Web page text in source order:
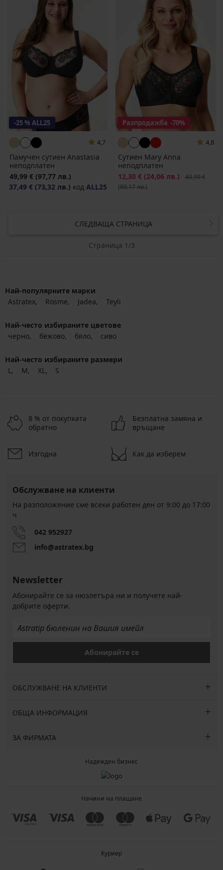
-25 % ALL25
4,7
Памучен сутиен Anastasia
неподплатен
49,99 € (97,77 лв.)
37,49 € (73,32 лв.) код ALL25
Разпродажба -70%
4,8
Сутиен Mary Anna
неподплатен
Намаление
12,30 € (24,06 лв.)
40,99 €
(80,17 лв.)
СЛЕДВАЩА СТРАНИЦА
Страница 1/3
Най-популярните марки
Astratex
Rosme Jadea Teyli
Най-често избираните цветове
черно
бежово бяло сиво
Най-често избираните размери
L
M XL S
8 % от покупката
обратно
Безплатна замяна и
връщане
Изгодна Как да изберем
Обслужване на клиенти
На разположение сме всеки работен ден от 9:00 до 17:00
ч
042 952927
info@astratex.bg
Newsletter
Абонирайте се за нюзлетъра ни и получете най-
добрите оферти.
Абонирайте се
ОБСЛУЖВАНЕ НА КЛИЕНТИ
ОБЩА ИНФОРМАЦИЯ
ЗА ФИРМАТА
Надежден бизнес
Начини на плащане
Куриер